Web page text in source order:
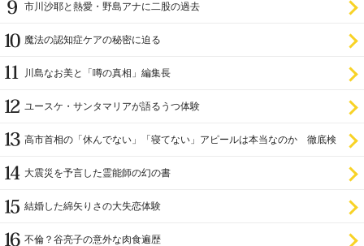
市川沙耶と熱愛・野島アナに二股の過去
魔法の認知症ケアの秘密に迫る
川島なお美と「噂の真相」編集長
ユースケ・サンタマリアが語るうつ体験
高市首相の「休んでない」「寝てない」アピールは本当なのか 徹底検
大震災を予言した霊能師の幻の書
結婚した綿矢りさの大失恋体験
不倫？谷亮子の意外な肉食遍歴